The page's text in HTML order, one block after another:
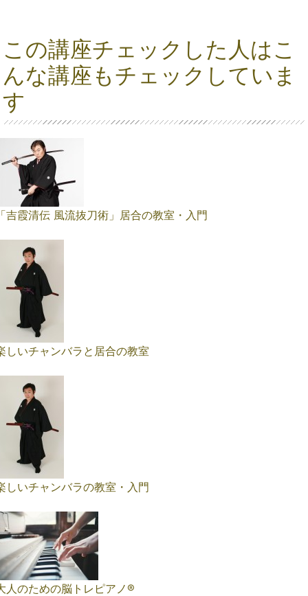
この講座チェックした人はこ
んな講座もチェックしていま
す
吉霞清伝 風流抜刀術」居合の教室・入門
しいチャンバラと居合の教室
しいチャンバラの教室・入門
人のための脳トレピアノ®️